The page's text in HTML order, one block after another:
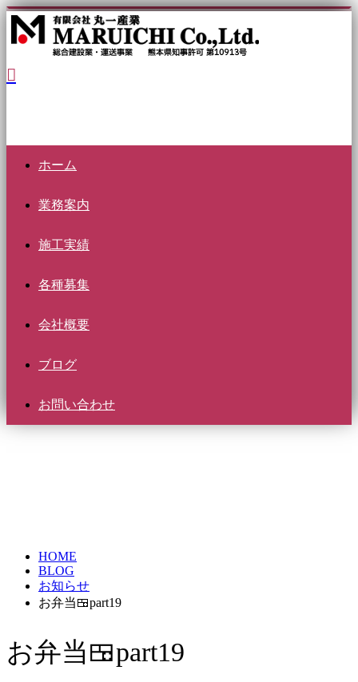
ホーム
業務案内
施工実績
各種募集
会社概要
ブログ
お問い合わせ
HOME
BLOG
お知らせ
お弁当🍱part19
お弁当🍱part19